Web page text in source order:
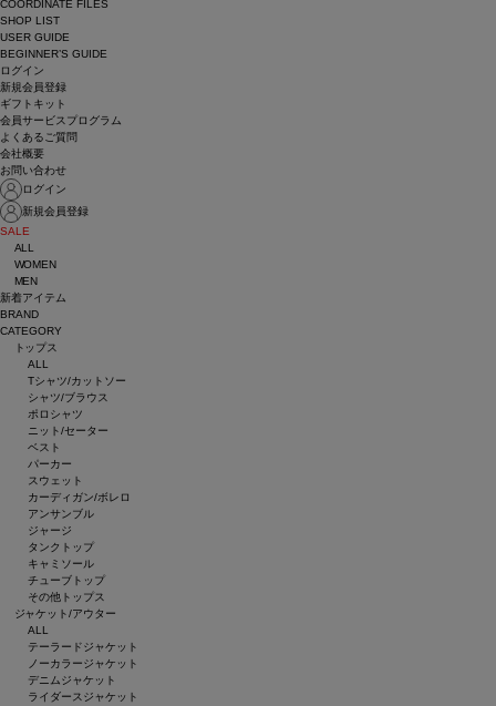
COORDINATE FILES
SHOP LIST
USER GUIDE
BEGINNER’S GUIDE
ログイン
新規会員登録
ギフトキット
会員サービスプログラム
よくあるご質問
会社概要
お問い合わせ
ログイン
新規会員登録
SALE
ALL
WOMEN
MEN
新着アイテム
BRAND
CATEGORY
トップス
ALL
Tシャツ/カットソー
シャツ/ブラウス
ポロシャツ
ニット/セーター
ベスト
パーカー
スウェット
カーディガン/ボレロ
アンサンブル
ジャージ
タンクトップ
キャミソール
チューブトップ
その他トップス
ジャケット/アウター
ALL
テーラードジャケット
ノーカラージャケット
デニムジャケット
ライダースジャケット